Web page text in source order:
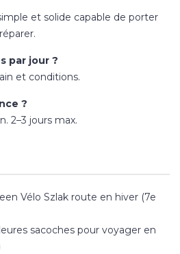
et solide capable de porter
par jour ?
et conditions.
?
2–3 jours max.
Vélo Szlak route en hiver (7e
sacoches pour voyager en